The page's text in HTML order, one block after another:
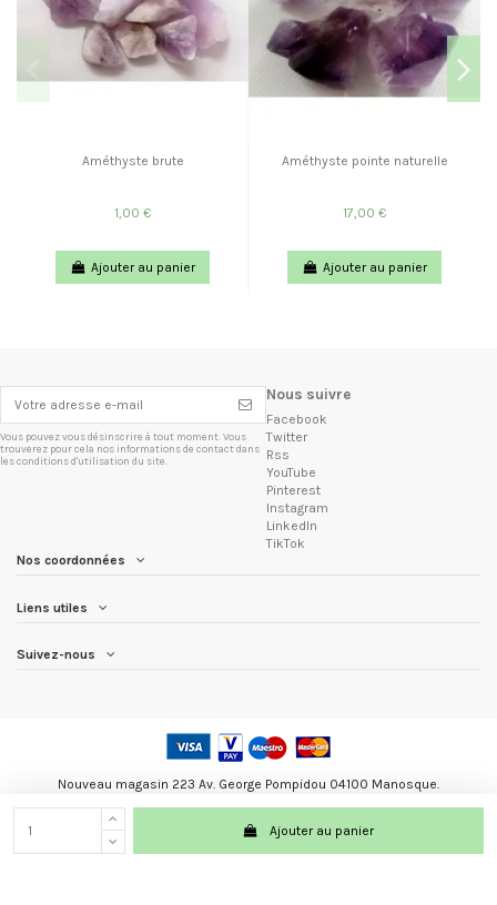
Ajouter au panier
Améthyste brute
1,00 €
Ajouter au panier
Améthyste pointe naturelle
17,00 €
Ajouter au panier
Vous pouvez vous désinscrire à tout moment. Vous
trouverez pour cela nos informations de contact dans
les conditions d'utilisation du site.
Nous suivre
Facebook
Twitter
Rss
YouTube
Pinterest
Instagram
LinkedIn
TikTok
Nos coordonnées
Liens utiles
Suivez-nous
Nouveau magasin 223 Av. George Pompidou 04100 Manosque.
Les Trésors du Brésil marque registré.